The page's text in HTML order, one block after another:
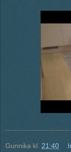
Gunnika kl. 21:40